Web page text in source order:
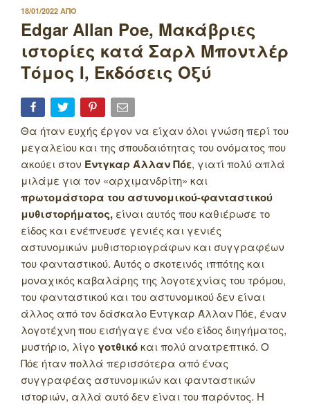
ΔΗΜΟΣΙΕΥΤΗΚΕ
ΣΤΙΣ
18/01/2022 ΑΠΟ
Edgar Allan Poe, Μακάβριες
ιστορίες κατά Σαρλ Μποντλέρ
Τόμος I, Εκδόσεις Οξύ
Θα ήταν ευχής έργον να είχαν όλοι γνώση περί του
μεγαλείου και της σπουδαιότητας του ονόματος που
ακούει στον Έντγκαρ Άλλαν Πόε, γιατί πολύ απλά
μιλάμε για τον «αρχιμανδρίτη» και
πρωτομάστορα του αστυνομικού-φανταστικού
μυθιστορήματος, είναι αυτός που καθιέρωσε το
είδος και ενέπνευσε γενιές και γενιές
αστυνομικών μυθιστοριογράφων και συγγραφέων
του φανταστικού. Αυτός ο σκοτεινός ιππότης και
μοναχικός καβαλάρης της λογοτεχνίας του τρόμου,
του φανταστικού και του αστυνομικού δεν είναι
άλλος από τον δάσκαλο Έντγκαρ Άλλαν Πόε, έναν
λογοτέχνη που εισήγαγε ένα νέο είδος διηγήματος,
μυστήριο, λίγο γοτθικόκαι πολύ ανατρεπτικό. Ο
Πόε ήταν πολλά περισσότερα από ένας
συγγραφέας αστυνομικών και φανταστικών
ιστοριών, αλλά αυτό δεν είναι του παρόντος. Η